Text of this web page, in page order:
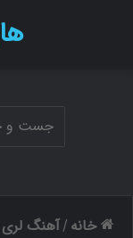
خانه / آهنگ لری